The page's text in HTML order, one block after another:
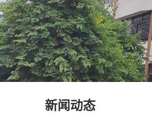
新闻动态